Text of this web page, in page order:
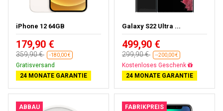
iPhone 12 64GB
179,90 €
359,90 € -180,00 €
Gratisversand
24 MONATE GARANTIE
Galaxy S22 Ultra ...
499,90 €
299,90 € --200,00 €
Fast ausverkauft
24 MONATE GARANTIE
ABBAU FABRIKPREIS